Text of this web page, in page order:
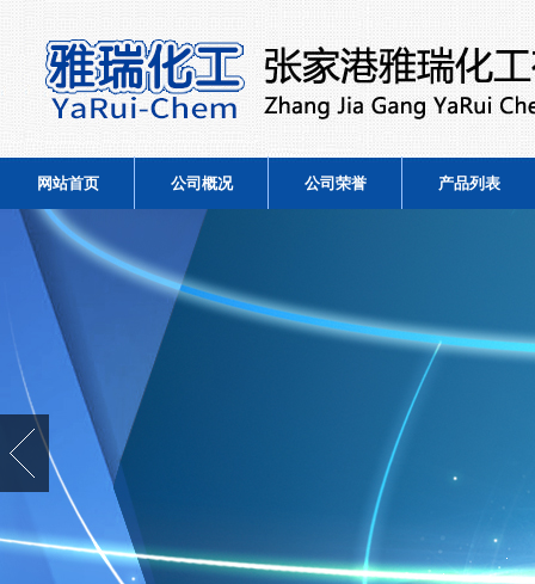
网站首页 公司概况 公司荣誉 产品列表